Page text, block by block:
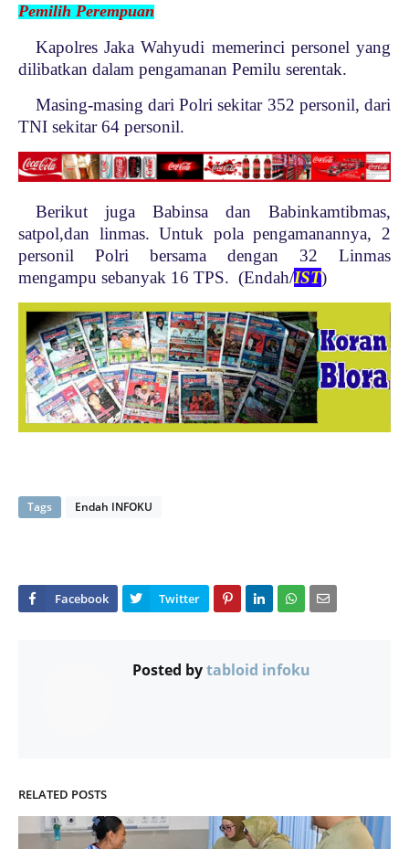
Pemilih Perempuan
Kapolres Jaka Wahyudi memerinci personel yang
dilibatkan dalam pengamanan Pemilu serentak.
Masing-masing dari Polri sekitar 352 personil, dari
TNI sekitar 64 personil.
Berikut juga Babinsa dan Babinkamtibmas,
satpol,dan linmas. Untuk pola pengamanannya, 2
personil Polri bersama dengan 32 Linmas
mengampu sebanyak 16 TPS. (Endah/IST)
Tags Endah INFOKU
Posted bytabloid infoku
RELATED POSTS